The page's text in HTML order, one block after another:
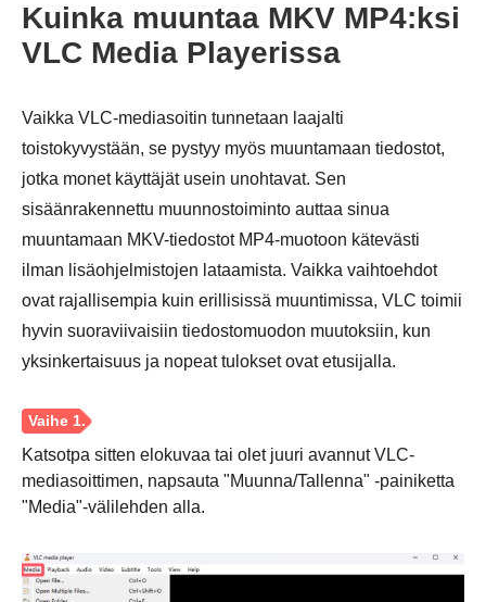
Kuinka muuntaa MKV MP4:ksi
VLC Media Playerissa
Vaikka VLC-mediasoitin tunnetaan laajalti
toistokyvystään, se pystyy myös muuntamaan tiedostot,
jotka monet käyttäjät usein unohtavat. Sen
sisäänrakennettu muunnostoiminto auttaa sinua
muuntamaan MKV-tiedostot MP4-muotoon kätevästi
ilman lisäohjelmistojen lataamista. Vaikka vaihtoehdot
ovat rajallisempia kuin erillisissä muuntimissa, VLC toimii
hyvin suoraviivaisiin tiedostomuodon muutoksiin, kun
yksinkertaisuus ja nopeat tulokset ovat etusijalla.
Katsotpa sitten elokuvaa tai olet juuri avannut VLC-
mediasoittimen, napsauta "Muunna/Tallenna" -painiketta
"Media"-välilehden alla.